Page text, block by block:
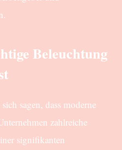
Beleuchtung
sagen, dass moderne
zahlreiche
signifikanten